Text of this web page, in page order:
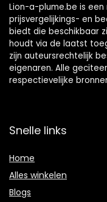
Lion-a-plume.be is
prijsvergelijkings- en
biedt die beschikbaar
houdt via de laatst
zijn auteursrechtelijk
eigenaren. Alle
respectievelijke
Snelle links
Home
Alles winkelen
Blogs